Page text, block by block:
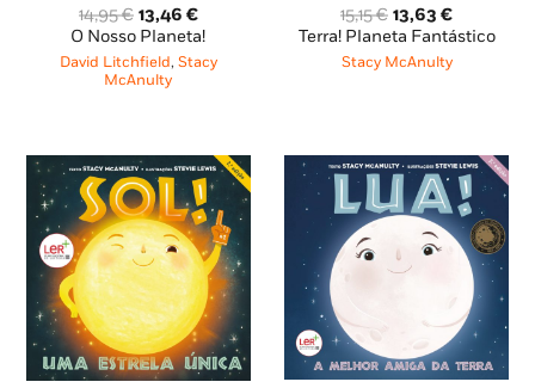
14,95€ O
preço
original
era:
13,46 €O
preço
atual
é:
O Nosso Planeta!
David Litchfield, Stacy
McAnulty
15,15€ O
preço
original
13,63€O
preço
atual
Terra! Planeta Fantástico
Stacy McAnulty